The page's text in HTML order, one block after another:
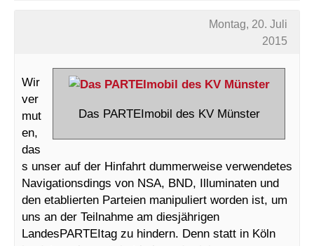
Montag, 20. Juli
2015
Das PARTEImobil des KV Münster
Wir
ver
mut
en,
das
s unser auf der Hinfahrt dummerweise verwendetes
Navigationsdings von NSA, BND, Illuminaten und
den etablierten Parteien manipuliert worden ist, um
uns an der Teilnahme am diesjährigen
LandesPARTEItag zu hindern. Denn statt in Köln